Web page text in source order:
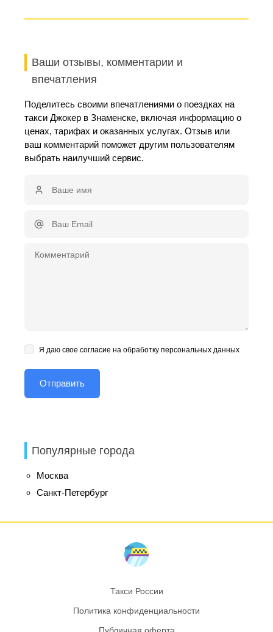
Ваши отзывы, комментарии и
впечатления
Поделитесь своими впечатлениями о поездках на
такси Джокер в Знаменске, включая информацию о
ценах, тарифах и оказанных услугах. Отзыв или
ваш комментарий поможет другим пользователям
выбрать наилучший сервис.
Я даю свое согласие на обработку персональных данных
Популярные города
Москва
Санкт-Петербург
Такси России
Политика конфиденциальности